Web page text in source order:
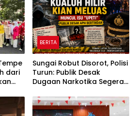
dari
BERITA
Sungai Robut Disorot, Polisi
Turun: Publik Desak
Dugaan Narkotika Segera